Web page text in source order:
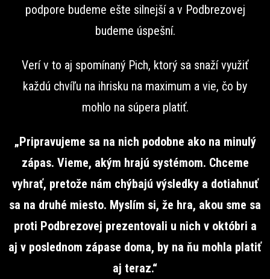
podpore budeme ešte silnejší a v Podbrezovej
budeme úspešní.
Verí v to aj spomínaný Pich, ktorý sa snaží využiť
každú chvíľu na ihrisku na maximum a vie, čo by
mohlo na súpera platiť.
„Pripravujeme sa na nich podobne ako na minulý
zápas. Vieme, akým hrajú systémom. Chceme
vyhrať, pretože nám chýbajú výsledky a dotiahnuť
sa na druhé miesto. Myslím si, že hra, akou sme sa
proti Podbrezovej prezentovali u nich v októbri a
aj v poslednom zápase doma, by na ňu mohla platiť
aj teraz.“